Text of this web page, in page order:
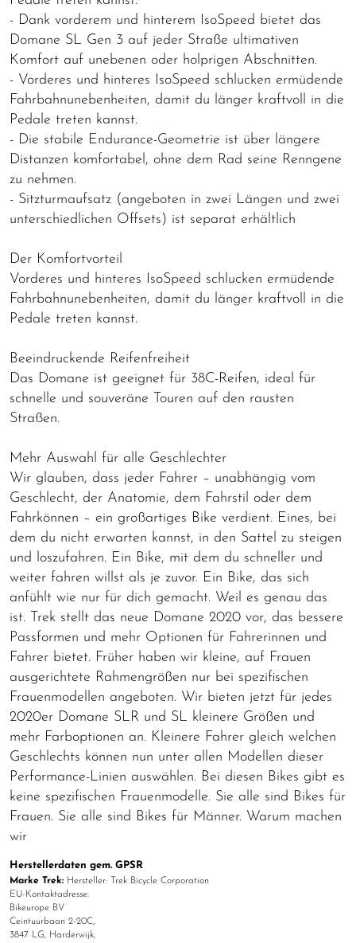
- Dank vorderem und hinterem IsoSpeed bietet das
Domane SL Gen 3 auf jeder Straße ultimativen
Komfort auf unebenen oder holprigen Abschnitten.
- Vorderes und hinteres IsoSpeed schlucken ermüdende
Fahrbahnunebenheiten, damit du länger kraftvoll in die
Pedale treten kannst.
- Die stabile Endurance-Geometrie ist über längere
Distanzen komfortabel, ohne dem Rad seine Renngene
zu nehmen.
- Sitzturmaufsatz (angeboten in zwei Längen und zwei
unterschiedlichen Offsets) ist separat erhältlich
Der Komfortvorteil
Vorderes und hinteres IsoSpeed schlucken ermüdende
Fahrbahnunebenheiten, damit du länger kraftvoll in die
Pedale treten kannst.
Beeindruckende Reifenfreiheit
Das Domane ist geeignet für 38C-Reifen, ideal für
schnelle und souveräne Touren auf den rausten
Straßen.
Mehr Auswahl für alle Geschlechter
Wir glauben, dass jeder Fahrer – unabhängig vom
Geschlecht, der Anatomie, dem Fahrstil oder dem
Fahrkönnen – ein großartiges Bike verdient. Eines, bei
dem du nicht erwarten kannst, in den Sattel zu steigen
und loszufahren. Ein Bike, mit dem du schneller und
weiter fahren willst als je zuvor. Ein Bike, das sich
anfühlt wie nur für dich gemacht. Weil es genau das
ist. Trek stellt das neue Domane 2020 vor, das bessere
Passformen und mehr Optionen für Fahrerinnen und
Fahrer bietet. Früher haben wir kleine, auf Frauen
ausgerichtete Rahmengrößen nur bei spezifischen
Frauenmodellen angeboten. Wir bieten jetzt für jedes
2020er Domane SLR und SL kleinere Größen und
mehr Farboptionen an. Kleinere Fahrer gleich welchen
Geschlechts können nun unter allen Modellen dieser
Performance-Linien auswählen. Bei diesen Bikes gibt es
keine spezifischen Frauenmodelle. Sie alle sind Bikes für
Frauen. Sie alle sind Bikes für Männer. Warum machen
wir
Herstellerdaten gem. GPSR
Marke Trek: Hersteller: Trek Bicycle Corporation
EU-Kontaktadresse:
Bikeurope BV
Ceintuurbaan 2-20C,
3847 LG, Harderwijk,